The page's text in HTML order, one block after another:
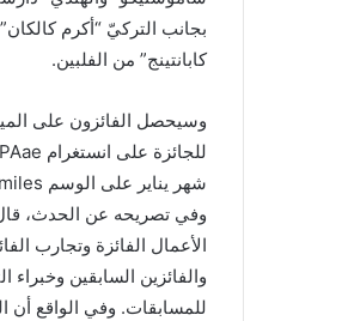
بجانب التركيّ “أكرم
كابانتينج” من الفلبين.
وسيحصل الفائزون على
شهر يناير على الوسم HIPAContest_smiles#.
وفي تصريحه عن الحدث، قال
الأعمال الفائزة وتجارب
والفائزين السابقين وخبراء
للمسابقات. وفي الواقع أن